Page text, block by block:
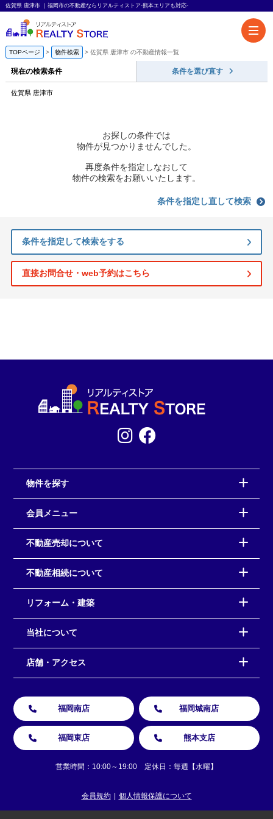
佐賀県 唐津市 ｜福岡市の不動産ならリアルティストア-熊本エリアも対応-
TOPページ 物件検索 佐賀県 唐津市 の不動産情報一覧
現在の検索条件 条件を選び直す
佐賀県 唐津市
お探しの条件では
物件が見つかりませんでした。
再度条件を指定しなおして
物件の検索をお願いいたします。
条件を指定し直して検索
条件を指定して検索をする
直接お問合せ・web予約はこちら
物件を探す
会員メニュー
不動産売却について
不動産相続について
リフォーム・建築
当社について
店舗・アクセス
福岡南店 福岡城南店
福岡東店 熊本支店
営業時間：10:00～19:00 定休日：毎週【水曜】
会員規約 個人情報保護について